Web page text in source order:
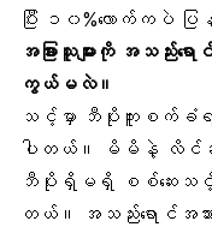
ပြီး ၁၀%လောက်ကပဲ ပ
အခြားသူများကို အသည်း
ကွယ်မလဲ။
သင့်မှာ ဘီပိုးကူးစက်ခံရ
ပါတယ်။ မိမိနဲ့ လိင်ဆ
ဘီပိုးရှိမရှိ စစ်ဆေးသင့်ပ
တယ်။ အသည်းရောင်အသာ